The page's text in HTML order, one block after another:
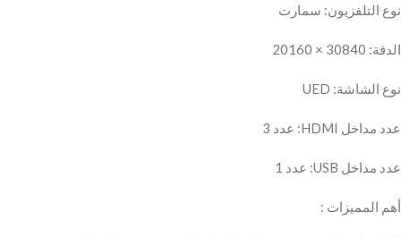
نوع التلفزيون: سمارت
الدقة: 30840 × 20160
نوع الشاشة: UED
عدد مداخل HDMI: عدد 3
عدد مداخل USB: عدد 1
أهم المميزات :